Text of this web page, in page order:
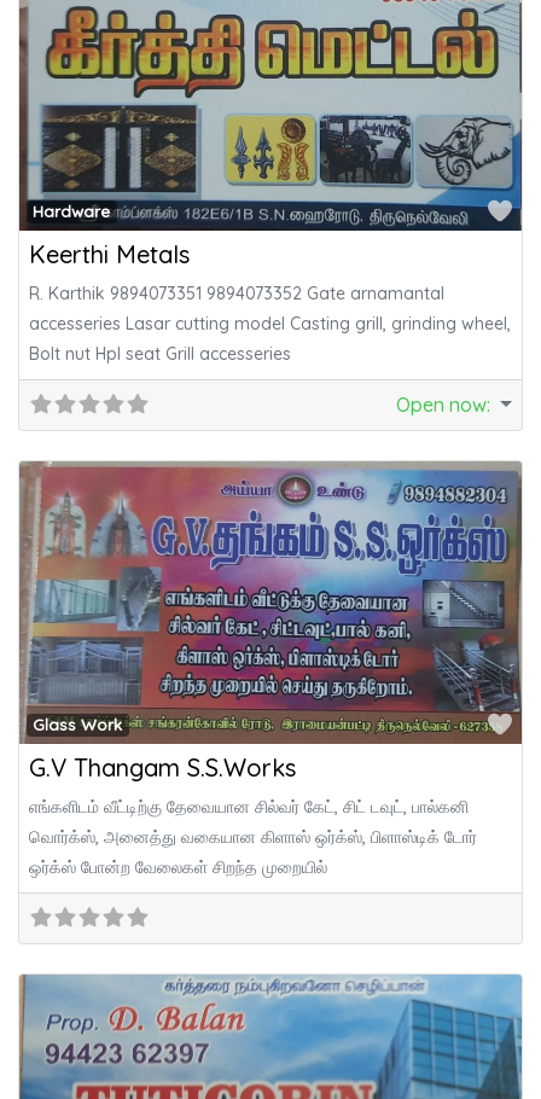
Hardware
Keerthi Metals
R. Karthik 9894073351 9894073352 Gate arnamantal
accesseries Lasar cutting model Casting grill, grinding wheel,
Bolt nut Hpl seat Grill accesseries
Open now:
Glass Work
G.V Thangam S.S.Works
எங்களிடம் வீட்டிற்கு தேவையான சில்வர் கேட், சிட் டவுட், பால்கனி
வொர்க்ஸ், அனைத்து வகையான கிளாஸ் ஒர்க்ஸ், பிளாஸ்டிக் டோர்
ஒர்க்ஸ் போன்ற வேலைகள் சிறந்த முறையில்